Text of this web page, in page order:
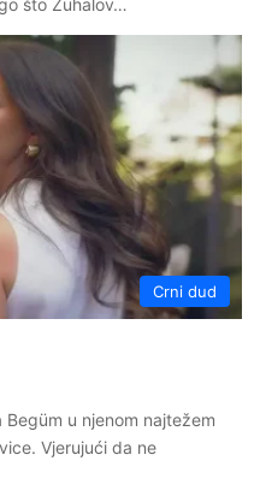
što Zühalov…
Crni dud
u njenom najtežem
Vjerujući da ne